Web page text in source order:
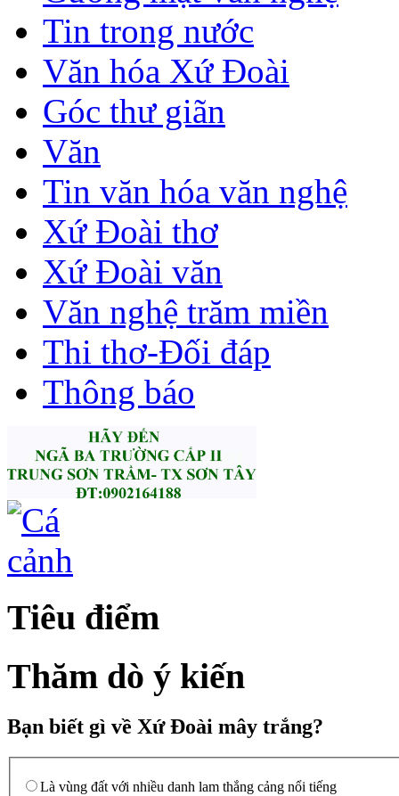
Tin trong nước
Văn hóa Xứ Đoài
Góc thư giãn
Văn
Tin văn hóa văn nghệ
Xứ Đoài thơ
Xứ Đoài văn
Văn nghệ trăm miền
Thi thơ-Đối đáp
Thông báo
Tiêu điểm
Thăm dò ý kiến
Bạn biết gì về Xứ Đoài mây trắng?
Là vùng đất với nhiều danh lam thắng cảng nổi tiếng